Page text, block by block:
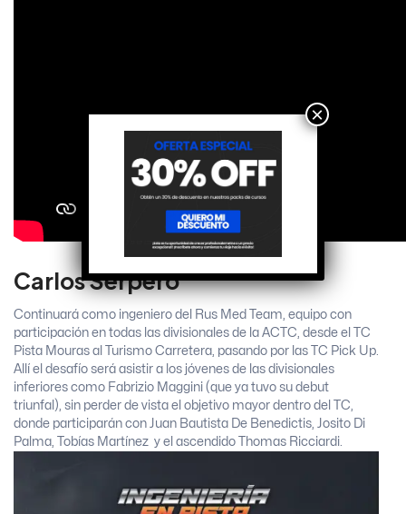
Carlos Serpero
Continuará como ingeniero del Rus Med Team, equipo con
participación en todas las divisionales de la ACTC, desde el TC
Pista Mouras al Turismo Carretera, pasando por las TC Pick Up.
Allí el desafío será asistir a los jóvenes de las divisionales
inferiores como Fabrizio Maggini (que ya tuvo su debut
triunfal), sin perder de vista el objetivo mayor dentro del TC,
donde participarán con Juan Bautista De Benedictis, Josito Di
Palma, Tobías Martínez y el ascendido Thomas Ricciardi.
×